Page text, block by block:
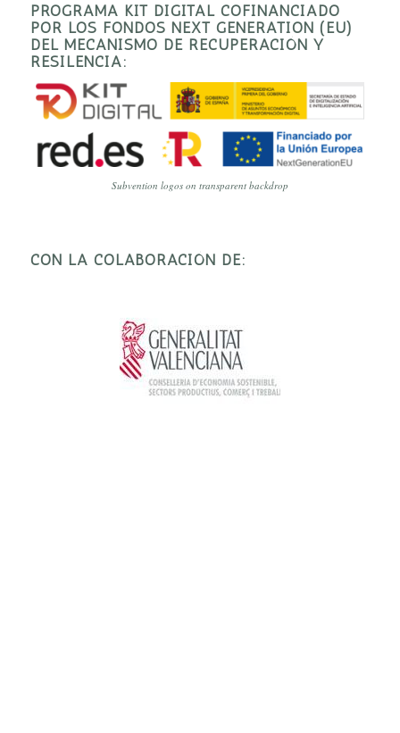
PROGRAMA KIT DIGITAL COFINANCIADO
POR LOS FONDOS NEXT GENERATION (EU)
DEL MECANISMO DE RECUPERACIÓN Y
RESILENCIA:
Subvention logos on transparent backdrop
CON LA COLABORACIÓN DE: